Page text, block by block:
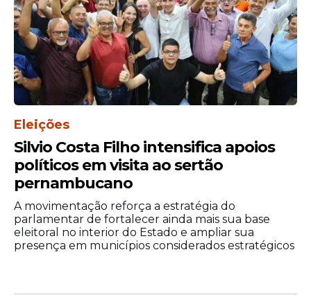
Eleições
Silvio Costa Filho intensifica apoios
políticos em visita ao sertão
pernambucano
A movimentação reforça a estratégia do
parlamentar de fortalecer ainda mais sua base
eleitoral no interior do Estado e ampliar sua
presença em municípios considerados estratégicos